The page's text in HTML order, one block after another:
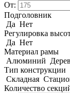
От:
Подголовник
Да Нет
Регулировка
Да Нет
Материал рамы
Алюминий
Тип конструкции
Складная
Количество